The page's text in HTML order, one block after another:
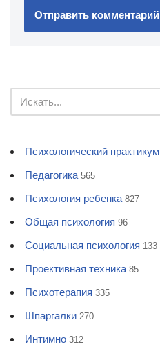
Психологический практикум
Педагогика 565
Психология ребенка 827
Общая психология 96
Социальная психология 133
Проективная техника 85
Психотерапия 335
Шпаргалки 270
Интимно 312